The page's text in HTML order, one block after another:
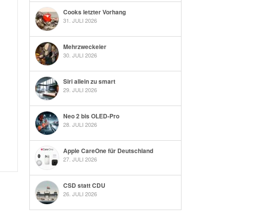
Cooks letzter Vorhang
31. JULI 2026
Mehrzweckeier
30. JULI 2026
Siri allein zu smart
29. JULI 2026
Neo 2 bis OLED-Pro
28. JULI 2026
Apple CareOne für Deutschland
27. JULI 2026
CSD statt CDU
26. JULI 2026